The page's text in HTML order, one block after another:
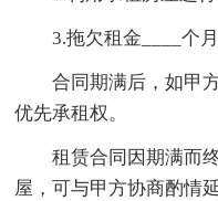
3.拖欠租金____个
合同期满后，如甲
优先承租权。
租赁合同因期满而
屋，可与甲方协商酌情